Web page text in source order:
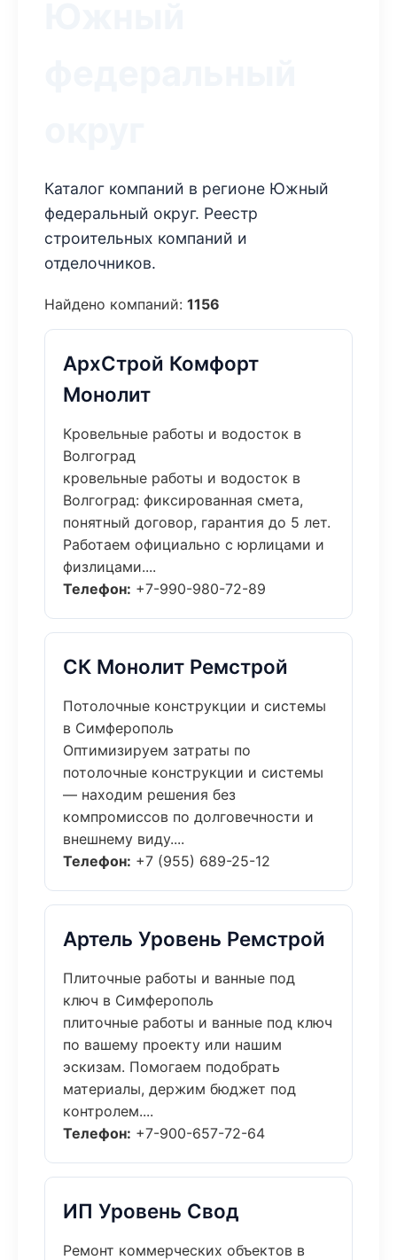
Каталог компаний в регионе Южный
федеральный округ. Реестр
строительных компаний и
отделочников.
Найдено компаний: 1156
АрхСтрой Комфорт
Монолит
Кровельные работы и водосток в
Волгоград
кровельные работы и водосток в
Волгоград: фиксированная смета,
понятный договор, гарантия до 5 лет.
Работаем официально с юрлицами и
физлицами....
Телефон: +7-990-980-72-89
СК Монолит Ремстрой
Потолочные конструкции и системы
в Симферополь
Оптимизируем затраты по
потолочные конструкции и системы
— находим решения без
компромиссов по долговечности и
внешнему виду....
Телефон: +7 (955) 689-25-12
Артель Уровень Ремстрой
Плиточные работы и ванные под
ключ в Симферополь
плиточные работы и ванные под ключ
по вашему проекту или нашим
эскизам. Помогаем подобрать
материалы, держим бюджет под
контролем....
Телефон: +7-900-657-72-64
ИП Уровень Свод
Ремонт коммерческих объектов в